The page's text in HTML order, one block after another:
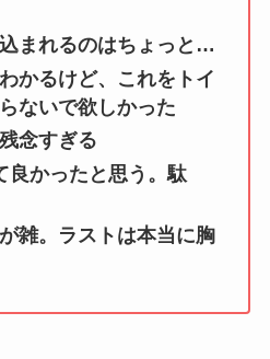
まれるのはちょっと…
かるけど、これをトイ
ないで欲しかった
念すぎる
良かったと思う。駄
雑。ラストは本当に胸